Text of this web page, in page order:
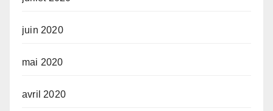
juin 2020
mai 2020
avril 2020